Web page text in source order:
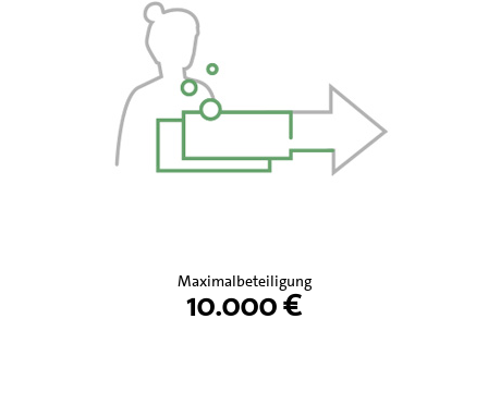
Maximalbeteiligung
10.000 €